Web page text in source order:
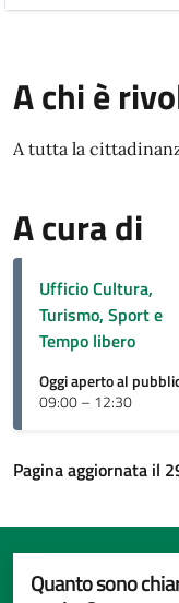
A chi è
A tutta la
A cura di
Ufficio Cultura,
Turismo, Sport e
Tempo libero
Oggi aperto al
09:00 – 12:30
Pagina aggiornata il
Quanto sono